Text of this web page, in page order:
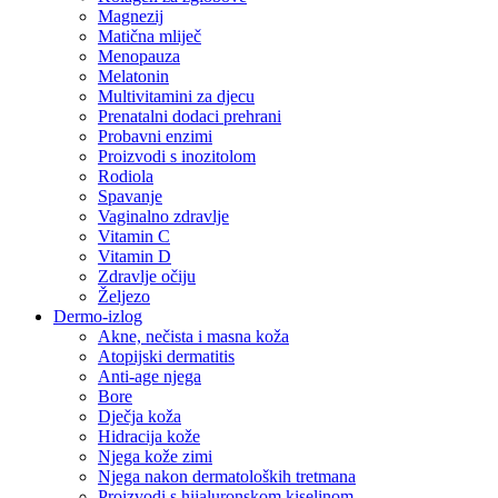
Magnezij
Matična mliječ
Menopauza
Melatonin
Multivitamini za djecu
Prenatalni dodaci prehrani
Probavni enzimi
Proizvodi s inozitolom
Rodiola
Spavanje
Vaginalno zdravlje
Vitamin C
Vitamin D
Zdravlje očiju
Željezo
Dermo-izlog
Akne, nečista i masna koža
Atopijski dermatitis
Anti-age njega
Bore
Dječja koža
Hidracija kože
Njega kože zimi
Njega nakon dermatoloških tretmana